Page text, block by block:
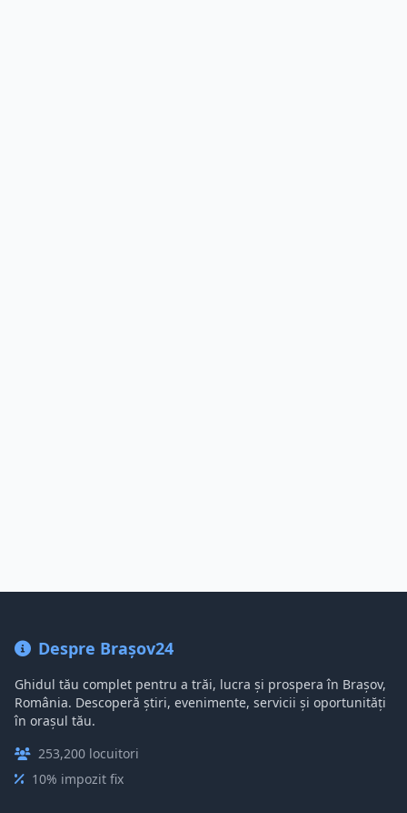
Despre Brașov24
Ghidul tău complet pentru a trăi, lucra și prospera în Brașov,
România. Descoperă știri, evenimente, servicii și oportunități
în orașul tău.
253,200 locuitori
10% impozit fix